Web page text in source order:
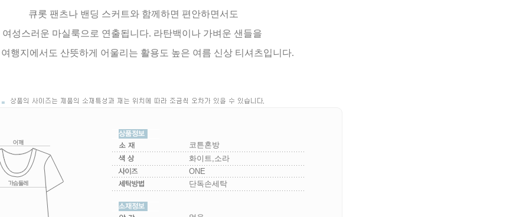
큐롯 팬츠나 밴딩 스커트와 함께하면 편안하면서도
여성스러운 마실룩으로 연출됩니다. 라탄백이나 가벼운 샌들을
행지에서도 산뜻하게 어울리는 활용도 높은 여름 신상 티셔츠입니다.
코튼혼방
화이트,소라
ONE
단독손세탁